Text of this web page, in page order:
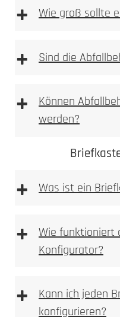
2. Ausmessen
3. Bohren
3. Nische ausbrechen
4. Anlage einpassen
5. Bohren
Allgemeine
+ Wie groß sollte
+ Sind die
+
Können
werden?
+ Was ist ein
+
Wie funktioniert
Konfigurator?
+
Kann ich jeden
konfigurieren?